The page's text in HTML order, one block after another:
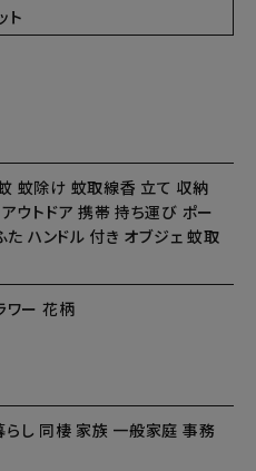
ト
蚊除け 蚊取線香 立て 収納
ウトドア 携帯 持ち運び ポー
た ハンドル 付き オブジェ 蚊取
ワー 花柄
らし 同棲 家族 一般家庭 事務